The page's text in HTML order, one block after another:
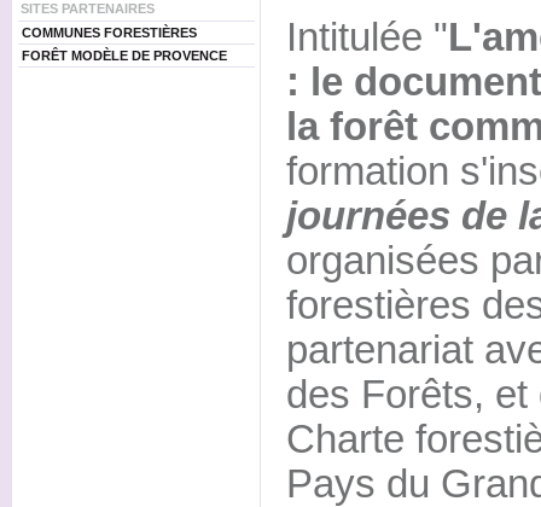
SITES PARTENAIRES
COMMUNES FORESTIÈRES
FORÊT MODÈLE DE PROVENCE
Intitulée "
: le
la forêt
formation
journées de
organisées
forestières
partenariat
des Forêts, et
Charte
Pays du